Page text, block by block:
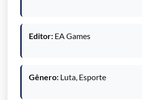
Editor: EA Games
Gênero: Luta, Esporte